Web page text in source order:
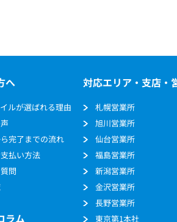
へ
ルが選ばれる理由
完了までの流れ
払い方法
問
ラム
対応エリア・支店・
札幌営業所
旭川営業所
仙台営業所
福島営業所
新潟営業所
金沢営業所
長野営業所
東京第1本社